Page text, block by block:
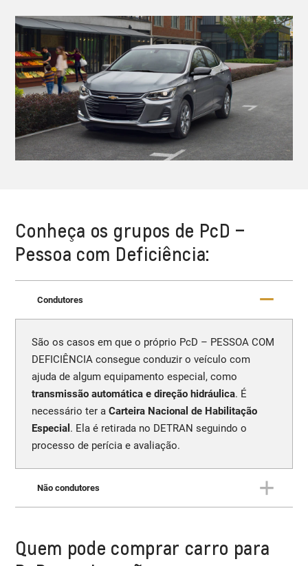
Conheça os grupos de PcD –
Pessoa com Deficiência:
Condutores
São os casos em que o próprio PcD – PESSOA COM
DEFICIÊNCIA consegue conduzir o veículo com
ajuda de algum equipamento especial, como
transmissão automática e direção hidráulica. É
necessário ter a Carteira Nacional de Habilitação
Especial . Ela é retirada no DETRAN seguindo o
processo de perícia e avaliação.
Não condutores
DEFICIÊNCIA estáincapacitado de conduzir o
Quem pode comprar carro para